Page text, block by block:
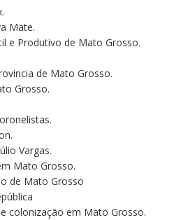
Mate.
e Produtivo de Mato Grosso.
de Mato Grosso.
Grosso.
Vargas.
Mato Grosso.
de Mato Grosso
colonização em Mato Grosso.